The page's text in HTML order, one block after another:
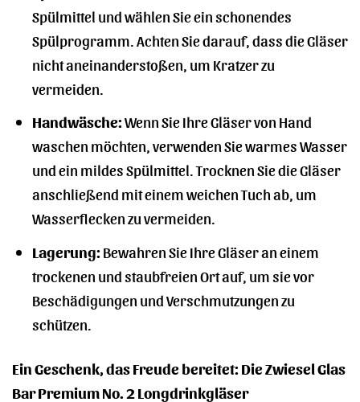
Spülmittel und wählen Sie ein schonendes
Spülprogramm. Achten Sie darauf, dass die Gläser
nicht aneinanderstoßen, um Kratzer zu
vermeiden.
Handwäsche:Wenn Sie Ihre Gläser von Hand
waschen möchten, verwenden Sie warmes Wasser
und ein mildes Spülmittel. Trocknen Sie die Gläser
anschließend mit einem weichen Tuch ab, um
Wasserflecken zu vermeiden.
Lagerung:Bewahren Sie Ihre Gläser an einem
trockenen und staubfreien Ort auf, um sie vor
Beschädigungen und Verschmutzungen zu
schützen.
Ein Geschenk, das Freude bereitet: Die Zwiesel Glas
Bar Premium No. 2 Longdrinkgläser